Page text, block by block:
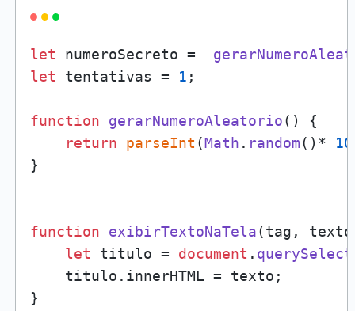
let numeroSecreto =
let tentativas = 1 ;
function gerarNumeroAleatorio( ) {
return
parseInt (Math . random()* 10
}
function exibirTextoNaTela(tag, texto
let titulo = document .
    titulo.
innerHTML = texto;